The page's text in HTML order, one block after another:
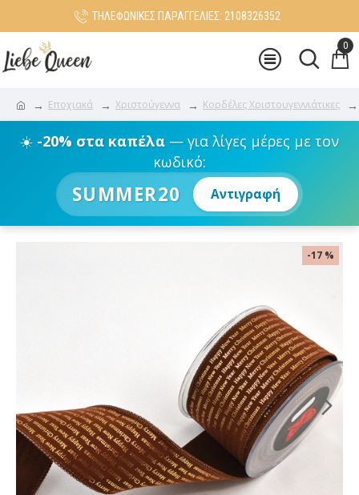
ΤΗΛΕΦΩΝΙΚΕΣ ΠΑΡΑΓΓΕΛΙΕΣ: 2108326352
0
Εποχιακά Χριστούγεννα Κορδέλες Χριστουγεννιάτικες
☀️ -20% στα καπέλα— για λίγες μέρες με τον
κωδικό:
SUMMER20 Αντιγραφή
-17 %